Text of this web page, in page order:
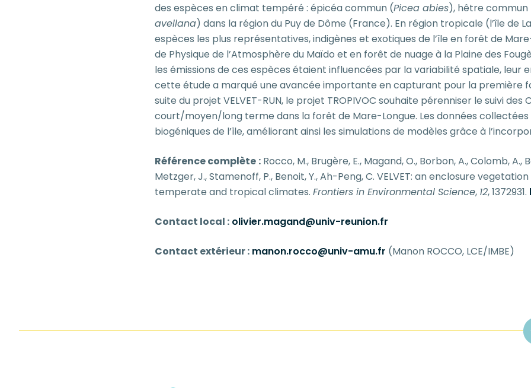
des espèces en climat tempéré : épicéa commun (Picea abies), hêtre commun
avellana) dans la région du Puy de Dôme (France). En région tropicale (l’île de
espèces les plus représentatives, indigènes et exotiques de l’île en forêt de
de Physique de l’Atmosphère du Maïdo et en forêt de nuage à la Plaine des
les émissions de ces espèces étaient influencées par la variabilité spatiale,
cette étude a marqué une avancée importante en capturant pour la première
suite du projet VELVET-RUN, le projet TROPIVOC souhaite pérenniser le suivi
court/moyen/long terme dans la forêt de Mare-Longue. Les données
biogéniques de l’île, améliorant ainsi les simulations de modèles grâce à
Référence complète : Rocco, M., Brugère, E., Magand, O., Borbon, A., Colomb, A.,
Metzger, J., Stamenoff, P., Benoit, Y., Ah-Peng, C. VELVET: an enclosure
temperate and tropical climates.Frontiers in Environmental Science, 12, 1372931.
Contact local : olivier.magand@univ-reunion.fr
Contact extérieur : manon.rocco@univ-amu.fr (Manon ROCCO, LCE/IMBE)